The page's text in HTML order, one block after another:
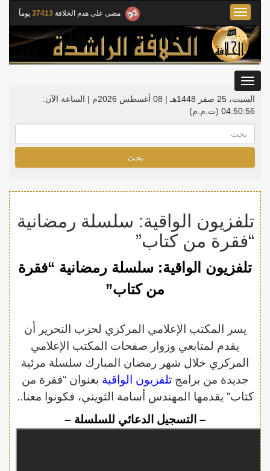
مضى على هدم الخلافة 37413 يوماً
Toggle
navigation
السبت، 25 صفر 1448هـ | 08 أغسطس 2026م |
الساعة الآن:
04:50:56 (ت.م.م)
بحث
تلفزيون الواقية: سلسلة رمضانية
“فقرة من كتاب”
تلفزيون الواقية: سلسلة رمضانية “فقرة
من كتاب”
يسر المكتب الإعلامي المركزي لحزب التحرير أن
يقدم لمتابعي وزوار صفحات المكتب الإعلامي
المركزي خلال شهر رمضان المبارك سلسلة مرئية
جديدة من برامجتلفزيون الواقية بعنوان “فقرة من
كتاب” يقدمها المهندس أسامة الثويني، فكونوا معنا..
– التسجيل الدعائي للسلسلة –